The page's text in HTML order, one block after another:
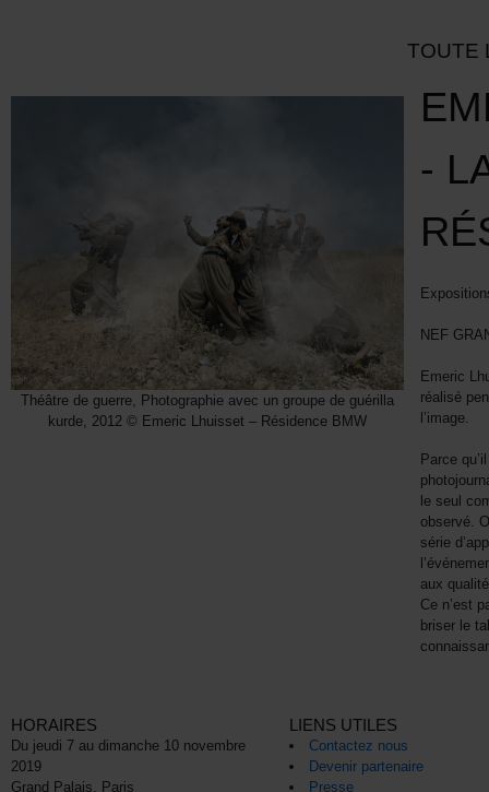
TOUTE
Théâtre de guerre, Photographie avec un groupe de guérilla
kurde, 2012 © Emeric Lhuisset – Résidence BMW
-
NEF
Emeric
réalisé
l’image.
Parce
le seul
observé.
série
aux
Ce n’est
briser le
HORAIRES
Du jeudi 7 au dimanche 10 novembre
2019
Grand Palais, Paris
LIENS UTILES
Contactez nous
Devenir partenaire
Presse